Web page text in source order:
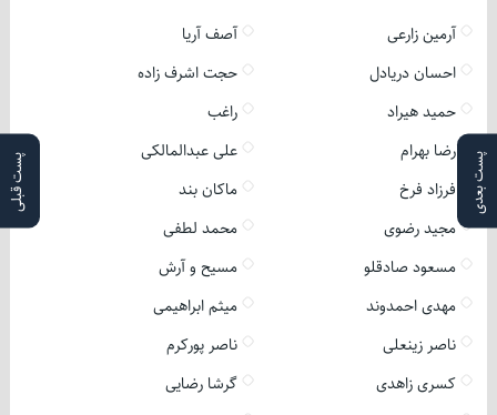
پست بعدی پست قبلی
آرمین زارعی
آصف آریا
احسان دریادل
حجت اشرف زاده
حمید هیراد
راغب
رضا بهرام
علی عبدالمالکی
فرزاد فرخ
ماکان بند
مجید رضوی
محمد لطفی
مسعود صادقلو
مسیح و آرش
مهدی احمدوند
میثم ابراهیمی
ناصر زینعلی
ناصر پورکرم
کسری زاهدی
گرشا رضایی